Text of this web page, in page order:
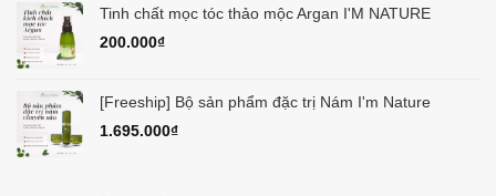
Tinh chất mọc tóc thảo mộc Argan I'M NATURE
200.000₫
[Freeship] Bộ sản phẩm đặc trị Nám I'm Nature
1.695.000₫